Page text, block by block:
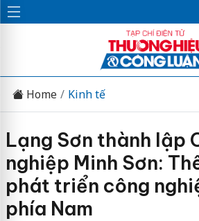
Home Kinh tế
Lạng Sơn thành lập
nghiệp Minh Sơn:
phát triển công
phía Nam